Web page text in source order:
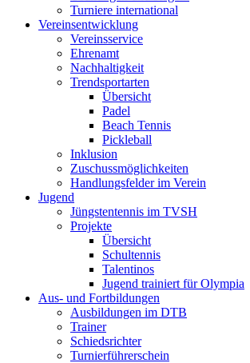
Turniere international
Vereinsentwicklung
Vereinsservice
Ehrenamt
Nachhaltigkeit
Trendsportarten
Übersicht
Padel
Beach Tennis
Pickleball
Inklusion
Zuschussmöglichkeiten
Handlungsfelder im Verein
Jugend
Jüngstentennis im TVSH
Projekte
Übersicht
Schultennis
Talentinos
Jugend trainiert für Olympia
Aus- und Fortbildungen
Ausbildungen im DTB
Trainer
Schiedsrichter
Turnierführerschein